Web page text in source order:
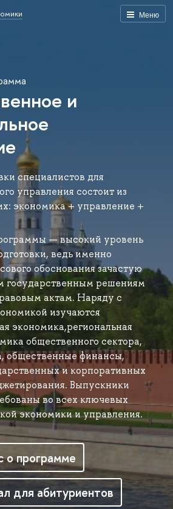
Меню
и
специалистов для
управления состоит из
экономика + управление +
— высокий уровень
ведь именно
обоснования зачастую
государственным решениям
актам. Наряду с
изучаются
экономика,региональная
общественного сектора,
общественные финансы,
и корпоративных
Выпускники
во всех ключевых
экономики и управления.
о программе
для абитуриентов